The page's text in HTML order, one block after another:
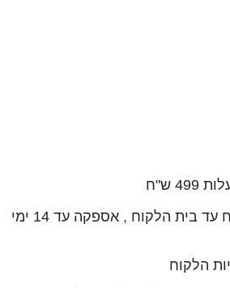
ש"ח
משלוח בעלות 44 ש"ח עד בית הלקוח , אספקה עד 14 ימי
הלקוח